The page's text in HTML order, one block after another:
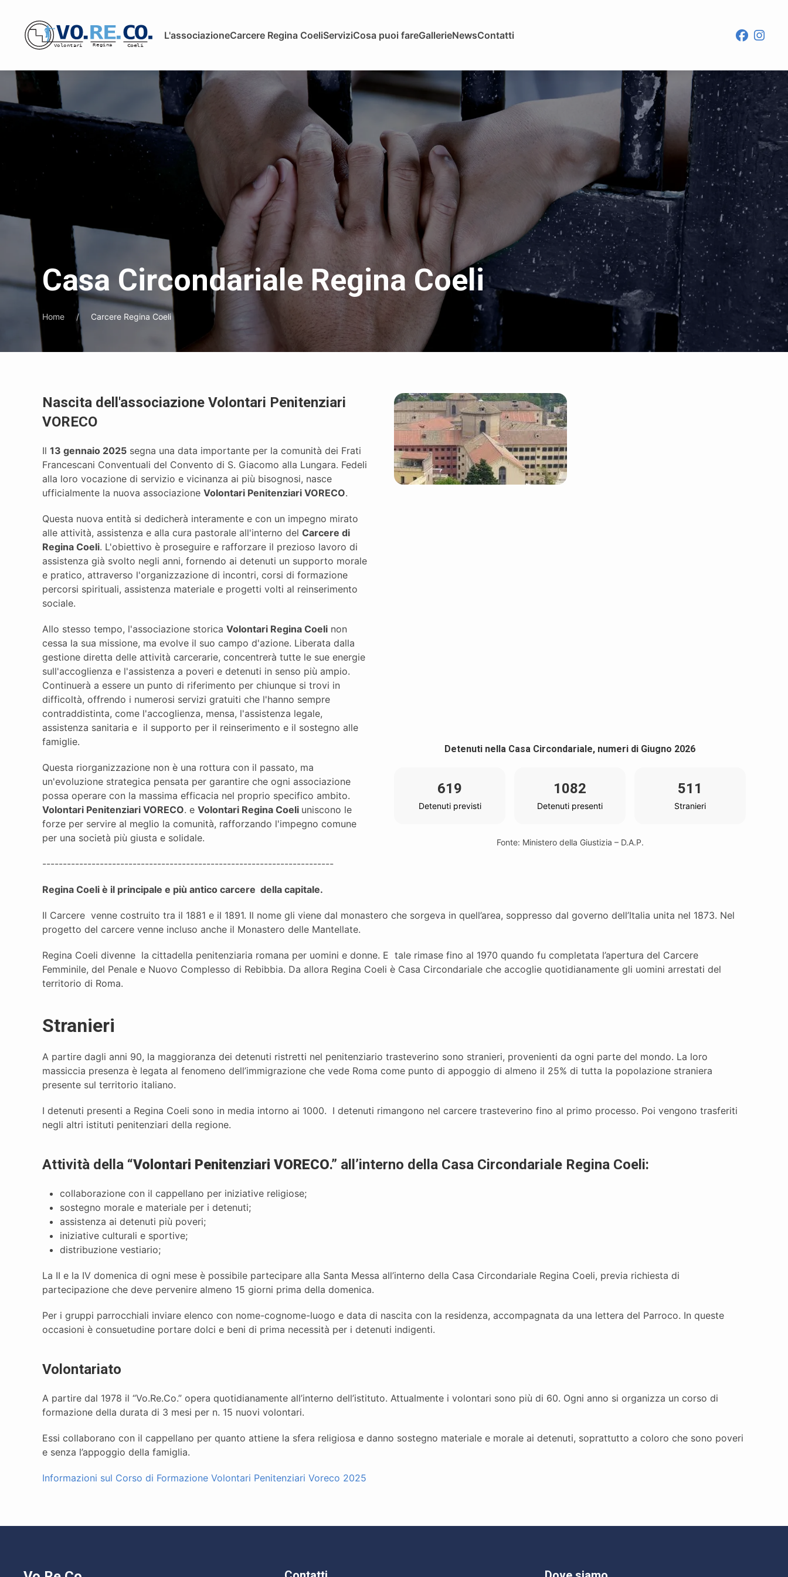
L'associazioneCarcere Regina CoeliServiziCosa puoi fareGallerieNewsContatti
Casa Circondariale Regina Coeli
Home Carcere Regina Coeli
Detenuti nella Casa Circondariale, numeri di Giugno 2026
619
Detenuti previsti
1082
Detenuti presenti
511
Stranieri
Fonte: Ministero della Giustizia – D.A.P.
Nascita dell'associazione Volontari Penitenziari
VORECO
Il 13 gennaio 2025 segna una data importante per la comunità dei Frati
Francescani Conventuali del Convento di S. Giacomo alla Lungara. Fedeli
alla loro vocazione di servizio e vicinanza ai più bisognosi, nasce
ufficialmente la nuova associazione Volontari Penitenziari VORECO.
Questa nuova entità si dedicherà interamente e con un impegno mirato
alle attività, assistenza e alla cura pastorale all'interno del Carcere di
Regina Coeli. L'obiettivo è proseguire e rafforzare il prezioso lavoro di
assistenza già svolto negli anni, fornendo ai detenuti un supporto morale
e pratico, attraverso l'organizzazione di incontri, corsi di formazione
percorsi spirituali, assistenza materiale e progetti volti al reinserimento
sociale.
Allo stesso tempo, l'associazione storica Volontari Regina Coeli non
cessa la sua missione, ma evolve il suo campo d'azione. Liberata dalla
gestione diretta delle attività carcerarie, concentrerà tutte le sue energie
sull'accoglienza e l'assistenza a poveri e detenuti in senso più ampio.
Continuerà a essere un punto di riferimento per chiunque si trovi in
difficoltà, offrendo i numerosi servizi gratuiti che l'hanno sempre
contraddistinta, come l'accoglienza, mensa, l'assistenza legale,
assistenza sanitaria e il supporto per il reinserimento e il sostegno alle
famiglie.
Questa riorganizzazione non è una rottura con il passato, ma
un'evoluzione strategica pensata per garantire che ogni associazione
possa operare con la massima efficacia nel proprio specifico ambito.
Volontari Penitenziari VORECO. e Volontari Regina Coeli uniscono le
forze per servire al meglio la comunità, rafforzando l'impegno comune
per una società più giusta e solidale.
-----------------------------------------------------------------------
Regina Coeli è il principale e più antico carcere della capitale.
Il Carcere venne costruito tra il 1881 e il 1891. Il nome gli viene dal monastero che sorgeva in quell’area, soppresso dal governo dell’Italia unita nel 1873. Nel
progetto del carcere venne incluso anche il Monastero delle Mantellate.
Regina Coeli divenne la cittadella penitenziaria romana per uomini e donne. E tale rimase fino al 1970 quando fu completata l’apertura del Carcere
Femminile, del Penale e Nuovo Complesso di Rebibbia. Da allora Regina Coeli è Casa Circondariale che accoglie quotidianamente gli uomini arrestati del
territorio di Roma.
Stranieri
A partire dagli anni 90, la maggioranza dei detenuti ristretti nel penitenziario trasteverino sono stranieri, provenienti da ogni parte del mondo. La loro
massiccia presenza è legata al fenomeno dell’immigrazione che vede Roma come punto di appoggio di almeno il 25% di tutta la popolazione straniera
presente sul territorio italiano.
I detenuti presenti a Regina Coeli sono in media intorno ai 1000. I detenuti rimangono nel carcere trasteverino fino al primo processo. Poi vengono trasferiti
negli altri istituti penitenziari della regione.
Attività della “Volontari Penitenziari VORECO.” all’interno della Casa Circondariale Regina Coeli:
collaborazione con il cappellano per iniziative religiose;
sostegno morale e materiale per i detenuti;
assistenza ai detenuti più poveri;
iniziative culturali e sportive;
distribuzione vestiario;
La II e la IV domenica di ogni mese è possibile partecipare alla Santa Messa all’interno della Casa Circondariale Regina Coeli, previa richiesta di
partecipazione che deve pervenire almeno 15 giorni prima della domenica.
Per i gruppi parrocchiali inviare elenco con nome-cognome-luogo e data di nascita con la residenza, accompagnata da una lettera del Parroco. In queste
occasioni è consuetudine portare dolci e beni di prima necessità per i detenuti indigenti.
Volontariato
A partire dal 1978 il “Vo.Re.Co.” opera quotidianamente all’interno dell’istituto. Attualmente i volontari sono più di 60. Ogni anno si organizza un corso di
formazione della durata di 3 mesi per n. 15 nuovi volontari.
Essi collaborano con il cappellano per quanto attiene la sfera religiosa e danno sostegno materiale e morale ai detenuti, soprattutto a coloro che sono poveri
e senza l’appoggio della famiglia.
Informazioni sul Corso di Formazione Volontari Penitenziari Voreco 2025